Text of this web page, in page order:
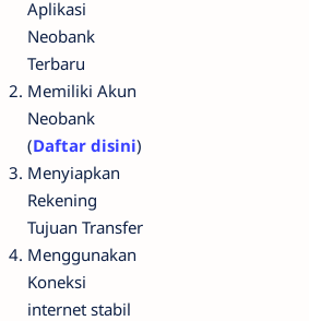
Aplikasi
Neobank
Terbaru
Memiliki Akun
Neobank
(Daftar disini)
Menyiapkan
Rekening
Tujuan Transfer
Menggunakan
Koneksi
internet stabil